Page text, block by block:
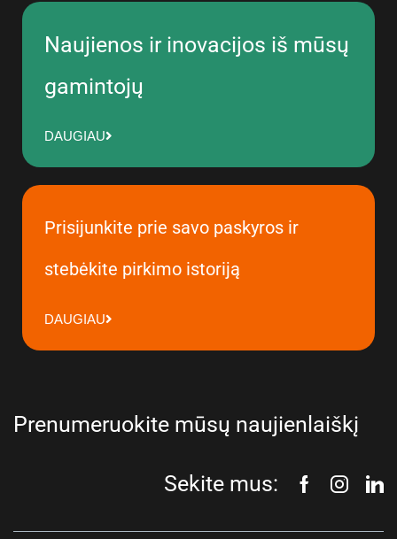
Naujienos ir inovacijos iš mūsų
gamintojų
DAUGIAU
Prisijunkite prie savo paskyros ir
stebėkite pirkimo istoriją
DAUGIAU
Prenumeruokite mūsų naujienlaiškį
Sekite mus: